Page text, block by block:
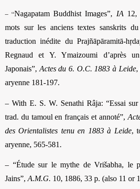
– “Nagapatam Buddhist Images”, IA 12,
mots sur les anciens textes sanskrits
traduction inédite du Prajñāpāramitā-
Regnaud et Y. Ymaizoumi d’après
Japonais”, Actes du 6. O.C. 1883 à Leide,
aryenne 181-197.
– With E. S. W. Senathi Râja: “Essai
trad. du tamoul en français et annoté”,
des Orientalistes tenu en 1883 à Leide,
aryenne, 565-581.
– “Étude sur le mythe de Vrišabha, le
Jains”, A.M.G. 10, 1886, 33 p. (also 11 or